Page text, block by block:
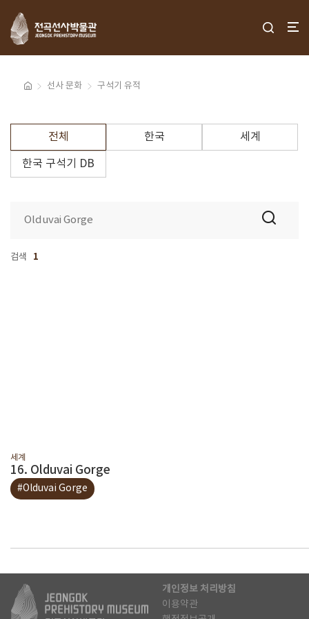
선사 문화 구석기 유적
전체 한국 세계
한국 구석기 DB
검색 1
세계
16. Olduvai Gorge
#Olduvai Gorge
개인정보 처리방침
이용약관